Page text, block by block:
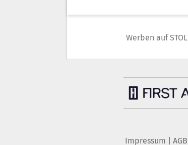
Werben auf STOL
Impressum AGB